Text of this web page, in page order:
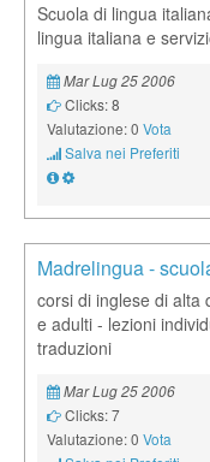
Scuola di lingua
lingua italiana e
Mar Lug 25 2006
Clicks: 8
Valutazione: 0 Vota
Salva nei Preferiti
Madrelingua -
corsi di inglese di alta
e adulti - lezioni
traduzioni
Mar Lug 25 2006
Clicks: 7
Valutazione: 0 Vota